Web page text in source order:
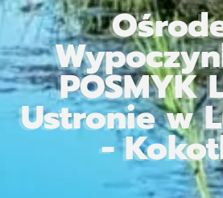
POSMYK
Ustronie w
-